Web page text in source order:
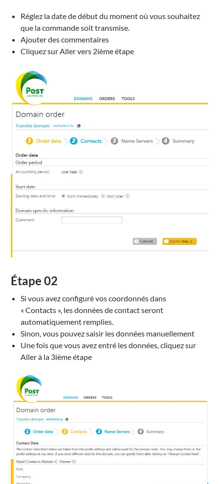
Réglez la date de débutdu moment où voussouhaitez
que la commande soit transmise.
Ajouterdes commentaires
Cliquez sur Aller vers 2ième étape
Étape 02
Si vous avez configurévos coordonnésdans
« Contacts », les donnéesde contactseront
automatiquement remplies.
Sinon, vous pouvez saisir les données manuellement
Une fois que vousavez entré les données, cliquez sur
Allerà la 3ième étape